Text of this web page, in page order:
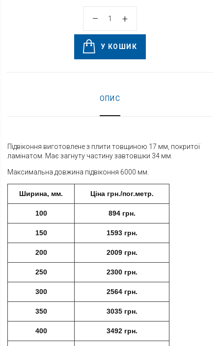
У КОШИК
ОПИС
Підвіконня виготовлене з плити товщиною 17 мм, покритої
ламінатом. Має загнуту частину завтовшки 34 мм.
Максимальна довжина підвіконня 6000 мм.
Ширина, мм. Ціна грн./пог.метр.
100 894 грн.
150 1593 грн.
200 2009 грн.
250 2300 грн.
300 2564 грн.
350 3035 грн.
400 3492 грн.